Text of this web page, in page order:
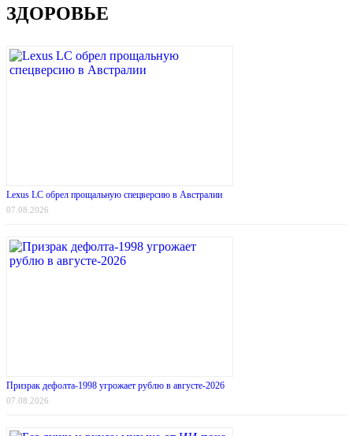
ЗДОРОВЬЕ
Lexus LC обрел прощальную спецверсию в Австралии
07.08.2026
Призрак дефолта-1998 угрожает рублю в августе-2026
07.08.2026